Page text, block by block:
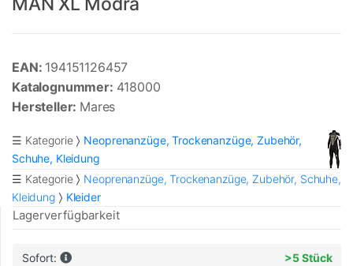
EAN: 194151126457
Katalognummer: 418000
Hersteller: Mares
☰ Kategorie
Neoprenanzüge, Trockenanzüge, Zubehör,
Schuhe, Kleidung
☰ Kategorie
Neoprenanzüge, Trockenanzüge, Zubehör, Schuhe,
Kleidung
Kleider
Lagerverfügbarkeit
Sofort: >5 Stück